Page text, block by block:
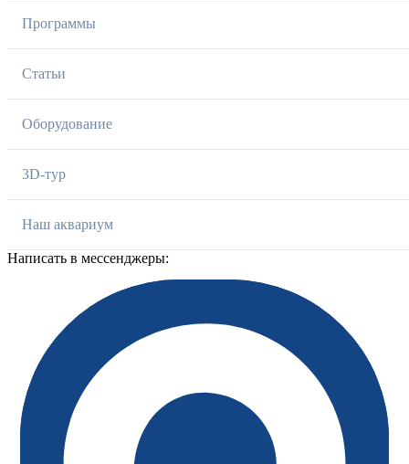
Программы
Статьи
Оборудование
3D-тур
Наш аквариум
Написать в мессенджеры: